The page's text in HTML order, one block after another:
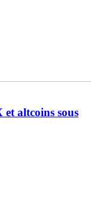
et altcoins sous